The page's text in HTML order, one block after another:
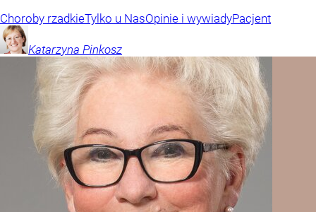
Choroby rzadkieTylko u NasOpinie i wywiadyPacjent
Katarzyna Pinkosz